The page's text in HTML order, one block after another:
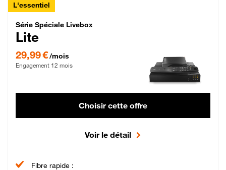
L'essentiel
Série Spéciale Livebox Lite Fibre
Série Spéciale Livebox
Lite
29,99 €/mois
Engagement 12 mois
Choisir cette offre
Voir le détail
Fibre rapide :